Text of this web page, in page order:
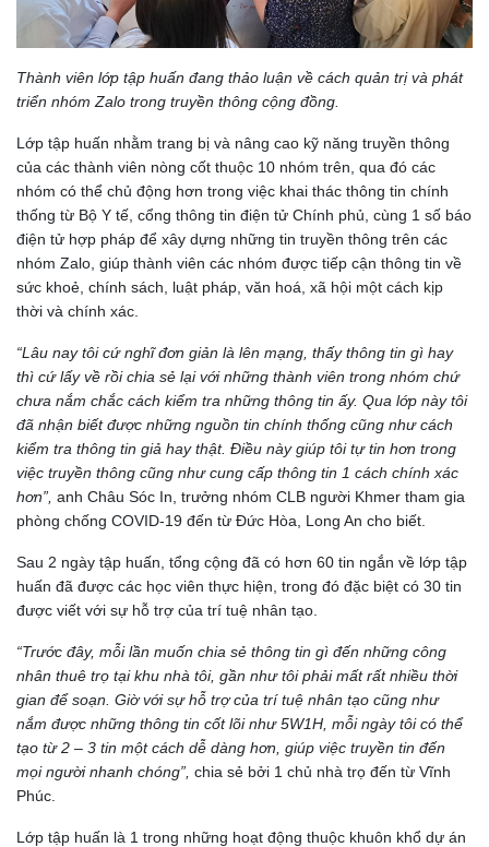
Thành viên lớp tập huấn đang thảo luận về cách quản trị và phát
triển nhóm Zalo trong truyền thông cộng đồng.
Lớp tập huấn nhằm trang bị và nâng cao kỹ năng truyền thông
của các thành viên nòng cốt thuộc 10 nhóm trên, qua đó các
nhóm có thể chủ động hơn trong việc khai thác thông tin chính
thống từ Bộ Y tế, cổng thông tin điện tử Chính phủ, cùng 1 số báo
điện tử hợp pháp để xây dựng những tin truyền thông trên các
nhóm Zalo, giúp thành viên các nhóm được tiếp cận thông tin về
sức khoẻ, chính sách, luật pháp, văn hoá, xã hội một cách kịp
thời và chính xác.
“Lâu nay tôi cứ nghĩ đơn giản là lên mạng, thấy thông tin gì hay
thì cứ lấy về rồi chia sẻ lại với những thành viên trong nhóm chứ
chưa nắm chắc cách kiểm tra những thông tin ấy. Qua lớp này tôi
đã nhận biết được những nguồn tin chính thống cũng như cách
kiểm tra thông tin giả hay thật. Điều này giúp tôi tự tin hơn trong
việc truyền thông cũng như cung cấp thông tin 1 cách chính xác
hơn”, anh Châu Sóc In, trưởng nhóm CLB người Khmer tham gia
phòng chống COVID-19 đến từ Đức Hòa, Long An cho biết.
Sau 2 ngày tập huấn, tổng cộng đã có hơn 60 tin ngắn về lớp tập
huấn đã được các học viên thực hiện, trong đó đặc biệt có 30 tin
được viết với sự hỗ trợ của trí tuệ nhân tạo.
“Trước đây, mỗi lần muốn chia sẻ thông tin gì đến những công
nhân thuê trọ tại khu nhà tôi, gần như tôi phải mất rất nhiều thời
gian để soạn. Giờ với sự hỗ trợ của trí tuệ nhân tạo cũng như
nắm được những thông tin cốt lõi như 5W1H, mỗi ngày tôi có thể
tạo từ 2 – 3 tin mộtcách dễ dàng hơn, giúp việc truyền tin đến
mọi người nhanh chóng”, chia sẻ bởi 1 chủ nhà trọ đến từ Vĩnh
Phúc.
Lớp tập huấn là 1 trong những hoạt động thuộc khuôn khổ dự án